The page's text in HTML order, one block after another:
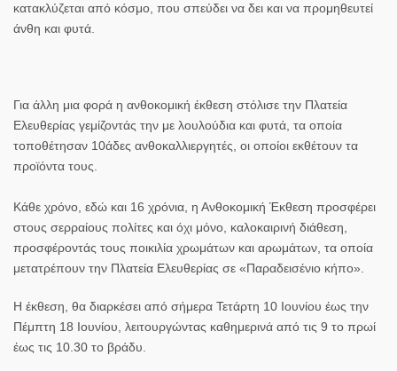
κατακλύζεται από κόσμο, που σπεύδει να δει και να προμηθευτεί
άνθη και φυτά.
Για άλλη μια φορά η ανθοκομική έκθεση στόλισε την Πλατεία
Ελευθερίας γεμίζοντάς την με λουλούδια και φυτά, τα οποία
τοποθέτησαν 10άδες ανθοκαλλιεργητές, οι οποίοι εκθέτουν τα
προϊόντα τους.
Κάθε χρόνο, εδώ και 16 χρόνια, η Ανθοκομική Έκθεση προσφέρει
στους σερραίους πολίτες και όχι μόνο, καλοκαιρινή διάθεση,
προσφέροντάς τους ποικιλία χρωμάτων και αρωμάτων, τα οποία
μετατρέπουν την Πλατεία Ελευθερίας σε «Παραδεισένιο κήπο».
Η έκθεση, θα διαρκέσει από σήμερα Τετάρτη 10 Ιουνίου έως την
Πέμπτη 18 Ιουνίου, λειτουργώντας καθημερινά από τις 9 το πρωί
έως τις 10.30 το βράδυ.